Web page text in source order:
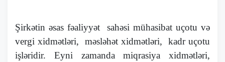
Şirkətin əsas fəaliyyət sahəsi mühasibat uçotu və
vergi xidmətləri, məsləhət xidmətləri, kadr uçotu
işləridir. Eyni zamanda miqrasiya xidmətləri,